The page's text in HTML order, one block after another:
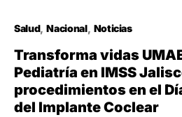
Salud Nacional Noticias
Transforma vidas
Pediatría en IMSS
procedimientos en el
del Implante Coclear